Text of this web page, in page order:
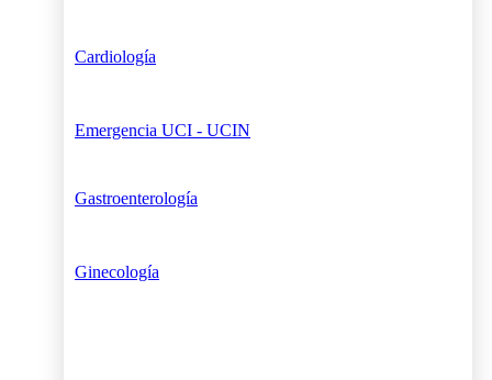
Cardiología
Emergencia UCI - UCIN
Gastroenterología
Ginecología